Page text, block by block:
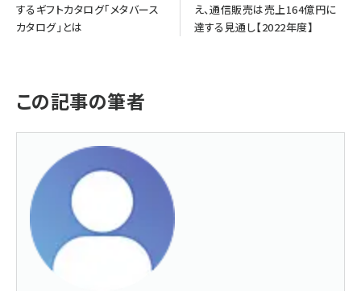
するギフトカタログ「メタバース
カタログ」とは
え、通信販売は売上164億円に
達する見通し【2022年度】
この記事の筆者